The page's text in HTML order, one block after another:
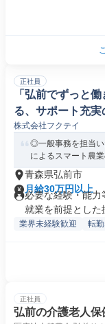
正社員
「弘前でずっと
る、サポート充
株式会社フクテイ
◎一般事務を担当い
によるスマート農
青森県弘前市
月給30万円以上
必要な経験・能力
就業を前提とした
業界未経験歓迎 転
正社員
弘前の介護老人